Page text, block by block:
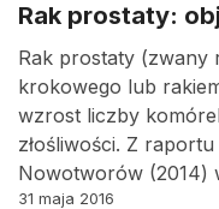
Rak prostaty:
Rak prostaty (zwany
krokowego lub
wzrost liczby
złośliwości. Z
Nowotworów (2014)
31 maja 2016